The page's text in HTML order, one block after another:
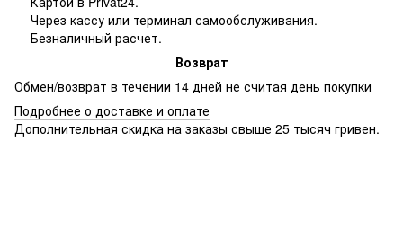
— Через кассу или терминал самообслуживания.
— Безналичный расчет.
Возврат
Обмен/возврат в течении 14 дней не считая день покупки
Подробнее о доставке и оплате
Дополнительная скидка на заказы свыше 25 тысяч гривен.